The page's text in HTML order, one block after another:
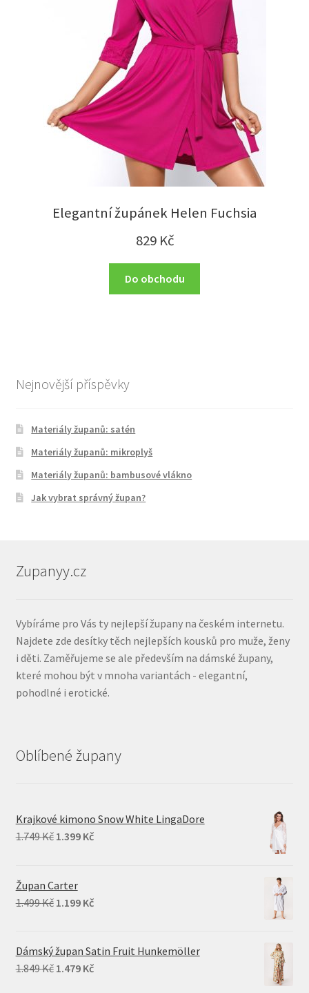
Elegantní župánek Helen Fuchsia
829 Kč
Do obchodu
Nejnovější příspěvky
Materiály županů: satén
Materiály županů: mikroplyš
Materiály županů: bambusové vlákno
Jak vybrat správný župan?
Zupanyy.cz
Vybíráme pro Vás ty nejlepší župany na českém internetu.
Najdete zde desítky těch nejlepších kousků pro muže, ženy
i děti. Zaměřujeme se ale především na dámské župany,
které mohou být v mnoha variantách - elegantní,
pohodlné i erotické.
Oblíbené župany
Krajkové kimono Snow White LingaDore
1.749Kč Original
1.749 Kč.
1.399 KčCurrent
Župan Carter
1.499Kč Original
1.499 Kč.
1.199 KčCurrent
1.199 Kč.
Dámský župan Satin Fruit Hunkemöller
1.849Kč Original
1.479 KčCurrent